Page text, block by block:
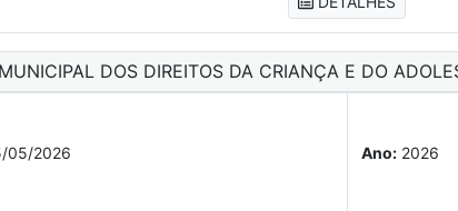
MUNICIPAL DOS DIREITOS DA CRIANÇA E DO
05/2026 Ano: 2026